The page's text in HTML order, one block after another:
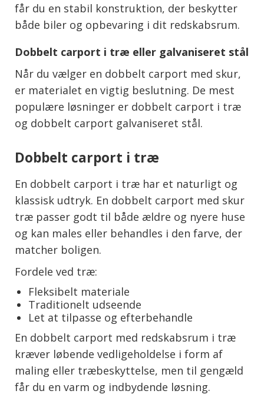
får du en stabil konstruktion, der beskytter
både biler og opbevaring i dit redskabsrum.
Dobbelt carport i træ eller galvaniseret stål
Når du vælger en dobbelt carport med skur,
er materialet en vigtig beslutning. De mest
populære løsninger er dobbelt carport i træ
og dobbelt carport galvaniseret stål.
Dobbelt carport i træ
En dobbelt carport i træ har et naturligt og
klassisk udtryk. En dobbelt carport med skur
træ passer godt til både ældre og nyere huse
og kan males eller behandles i den farve, der
matcher boligen.
Fordele ved træ:
Fleksibelt materiale
Traditionelt udseende
Let at tilpasse og efterbehandle
En dobbelt carport med redskabsrum i træ
kræver løbende vedligeholdelse i form af
maling eller træbeskyttelse, men til gengæld
får du en varm og indbydende løsning.